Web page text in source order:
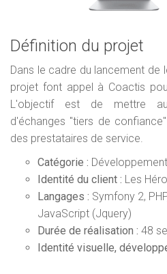
Définition du projet
Dans le cadre du lancement de
projet font appel à Coactis
L'objectif est de mettre
d'échanges "tiers de
des prestataires de service.
Catégorie :
Identité du client : Les
Langages : Symfony 2,
JavaScript (Jquery)
Durée de réalisation : 48
Identité visuelle, d